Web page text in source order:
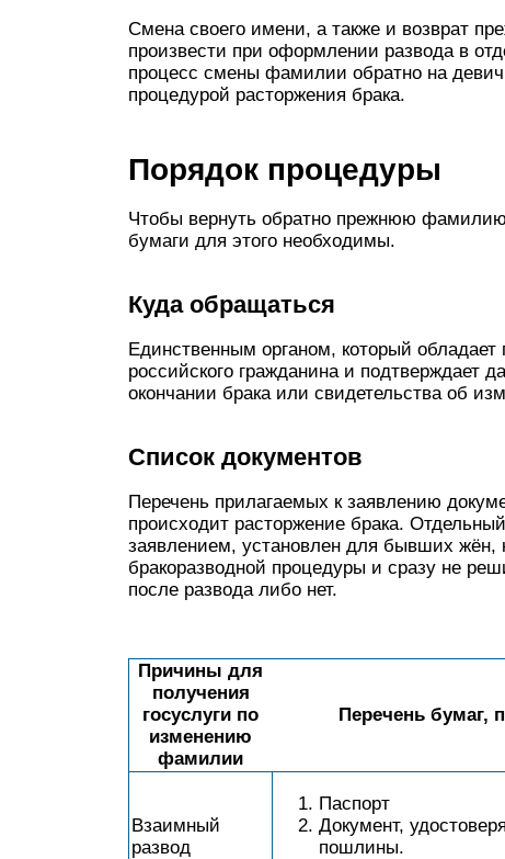
Смена своего имени, а также и возврат
произвести при оформлении развода в
процесс смены фамилии обратно на
процедурой расторжения брака.
Порядок процедуры
Чтобы вернуть обратно прежнюю
бумаги для этого необходимы.
Куда обращаться
Единственным органом, который
российского гражданина и подтверждает
окончании брака или свидетельства об
Список документов
Перечень прилагаемых к заявлению
происходит расторжение брака.
заявлением, установлен для бывших жён,
бракоразводной процедуры и сразу не
после развода либо нет.
Причины для
получения
госуслуги по
изменению
фамилии
Перечень бумаг,
Взаимный
развод
Паспорт
Документ,
пошлины.